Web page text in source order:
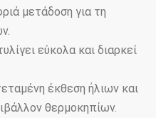
μετάδοση για τη
εύκολα και διαρκεί
έκθεση ήλιων και
θερμοκηπίων.